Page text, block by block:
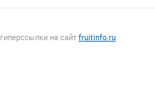
на сайт fruitinfo.ru